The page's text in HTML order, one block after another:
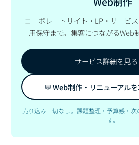
コーポレートサイト・LP・サービ
用保守まで。集客につながるWeb
サービス詳細を見る
💬 Web制作・リニューアル
売り込み一切なし。課題整理・予算感・
す。